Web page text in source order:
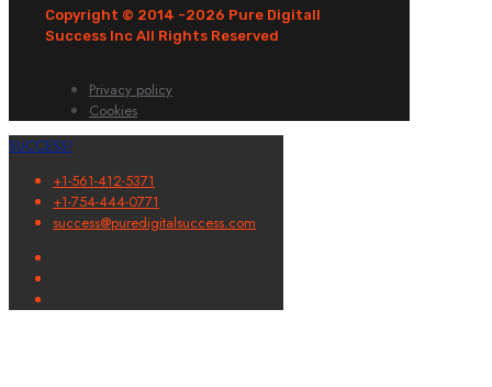
Copyright © 2014 -2026 Pure Digitall
Success Inc All Rights Reserved
Privacy policy
Cookies
SUCCESS!
+1-561-412-5371
+1-754-444-0771
success@puredigitalsuccess.com